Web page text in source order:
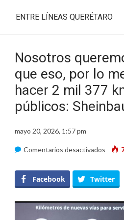
ENTRE LÍNEAS QUERÉTARO
Nosotros
que eso, por lo
hacer 2 mil 377
públicos:
mayo 20, 2026, 1:57 pm
Comentarios desactivados en
hacer
más
Facebook Twitter